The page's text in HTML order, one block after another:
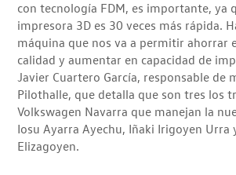
con tecnología FDM, es importante, ya
impresora 3D es 30 veces más rápida.
máquina que nos va a permitir ahorrar
calidad y aumentar en capacidad de
Javier Cuartero García, responsable de
Pilothalle, que detalla que son tres los
Volkswagen Navarra que manejan la
Iosu Ayarra Ayechu, Iñaki Irigoyen Urra
Elizagoyen.